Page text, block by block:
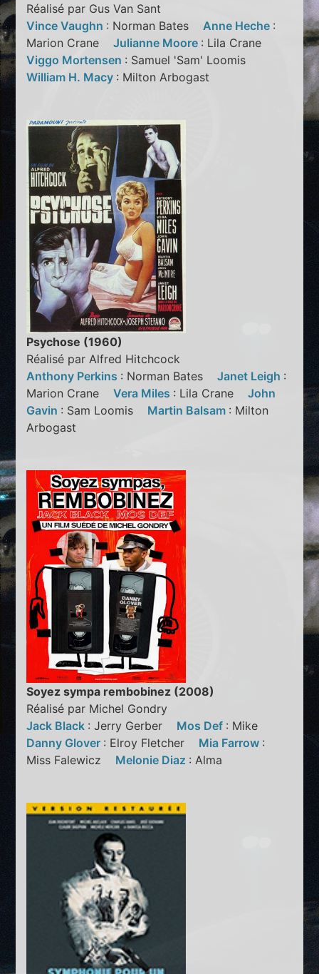
Réalisé par Gus Van Sant
Vince Vaughn : Norman BatesAnne Heche :
Marion CraneJulianne Moore : Lila Crane
Viggo Mortensen : Samuel 'Sam' Loomis
William H. Macy : Milton Arbogast
Psychose (1960)
Réalisé par Alfred Hitchcock
Anthony Perkins : Norman BatesJanet Leigh :
Marion CraneVera Miles : Lila CraneJohn
Gavin : Sam Loomis Martin Balsam : Milton
Arbogast
Soyez sympa rembobinez (2008)
Réalisé par Michel Gondry
Jack Black : Jerry Gerber Mos Def : Mike
Danny Glover : Elroy Fletcher Mia Farrow :
Miss Falewicz Melonie Diaz : Alma